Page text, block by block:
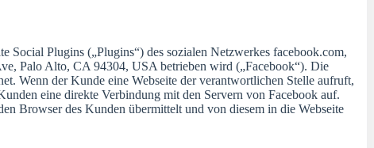
Social Plugins („Plugins“) des sozialen Netzwerkes facebook.com,
Palo Alto, CA 94304, USA betrieben wird („Facebook“). Die
Wenn der Kunde eine Webseite der verantwortlichen Stelle aufruft,
eine direkte Verbindung mit den Servern von Facebook auf.
Browser des Kunden übermittelt und von diesem in die Webseite